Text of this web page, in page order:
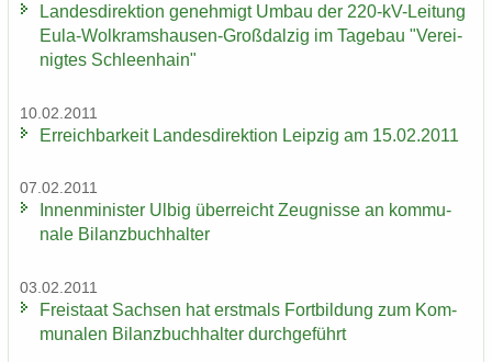
Lan­des­di­rek­ti­on ge­neh­migt Umbau der 220-​kV-Leitung
Eula-​Wolkramshausen-Großdalzig im Ta­ge­bau "Ver­ei­
nig­tes Schleen­hain"
10.02.2011
Er­reich­bar­keit Lan­des­di­rek­ti­on Leip­zig am 15.02.2011
07.02.2011
In­nen­mi­nis­ter Ulbig über­reicht Zeug­nis­se an kom­mu­
na­le Bi­lanz­buch­hal­ter
03.02.2011
Frei­staat Sach­sen hat erst­mals Fort­bil­dung zum Kom­
mu­na­len Bi­lanz­buch­hal­ter durch­ge­führt